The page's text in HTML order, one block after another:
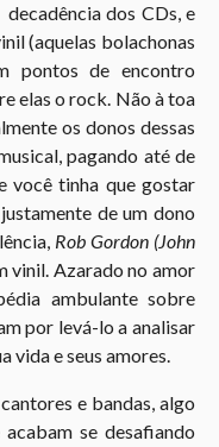
dos CDs, e
(aquelas bolachonas
pontos de encontro
elas o rock. Não à toa
os donos dessas
pagando até de
você tinha que gostar
de um dono
Rob Gordon (John
vinil. Azarado no amor
ambulante sobre
por levá-lo a analisar
vida e seus amores.
e bandas, algo
se desafiando